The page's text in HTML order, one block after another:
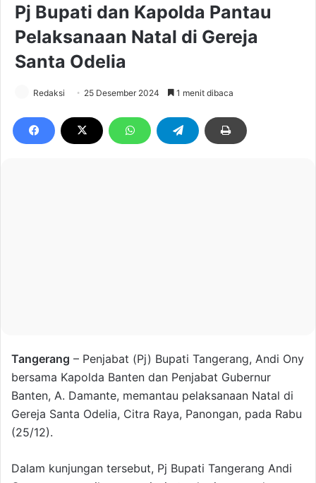
Pj Bupati dan Kapolda Pantau
Pelaksanaan Natal di Gereja
Santa Odelia
Redaksi 25 Desember 2024 1 menit dibaca
Tangerang – Penjabat (Pj) Bupati Tangerang, Andi Ony
bersama Kapolda Banten dan Penjabat Gubernur
Banten, A. Damante, memantau pelaksanaan Natal di
Gereja Santa Odelia, Citra Raya, Panongan, pada Rabu
(25/12).
Dalam kunjungan tersebut, Pj Bupati Tangerang Andi